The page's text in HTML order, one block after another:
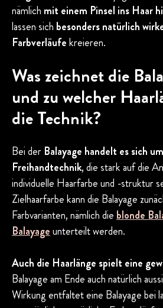
nämlich mit einem Pinsel ins Haar
lassen sich besonders natürlich
Farbverläufekreieren.
Was zeichnet die
und zu welcher
die Technik?
Bei der Balayage handelt es sich
Freihandtechnik, die stark auf die
individuelle Haarfarbe und -struktur
Zielhaarfarbe kann die Balayage
Farbvarianten, nämlich dieblonde
Balayageunterteilt werden.
Auch die Haarlänge spielt eine
Balayage am Ende auch natürlich
Wirkung entfaltet eine Balayage bei